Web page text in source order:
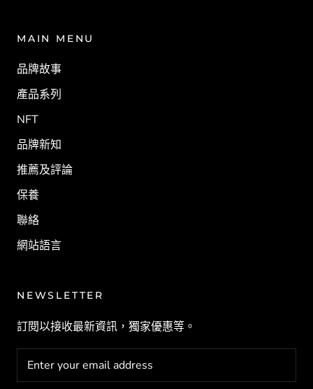
MAIN MENU
品牌故事
產品系列
NFT
品牌新知
推薦及評論
保養
聯絡
網站語言
NEWSLETTER
訂閱以接收最新資訊，獨家優惠等。